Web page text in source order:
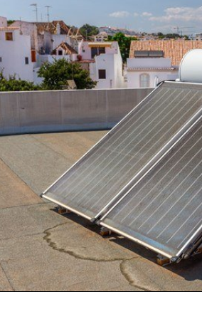
Michael Kagan
קל מאוד לבחור בעל מקצוע הדרוש.